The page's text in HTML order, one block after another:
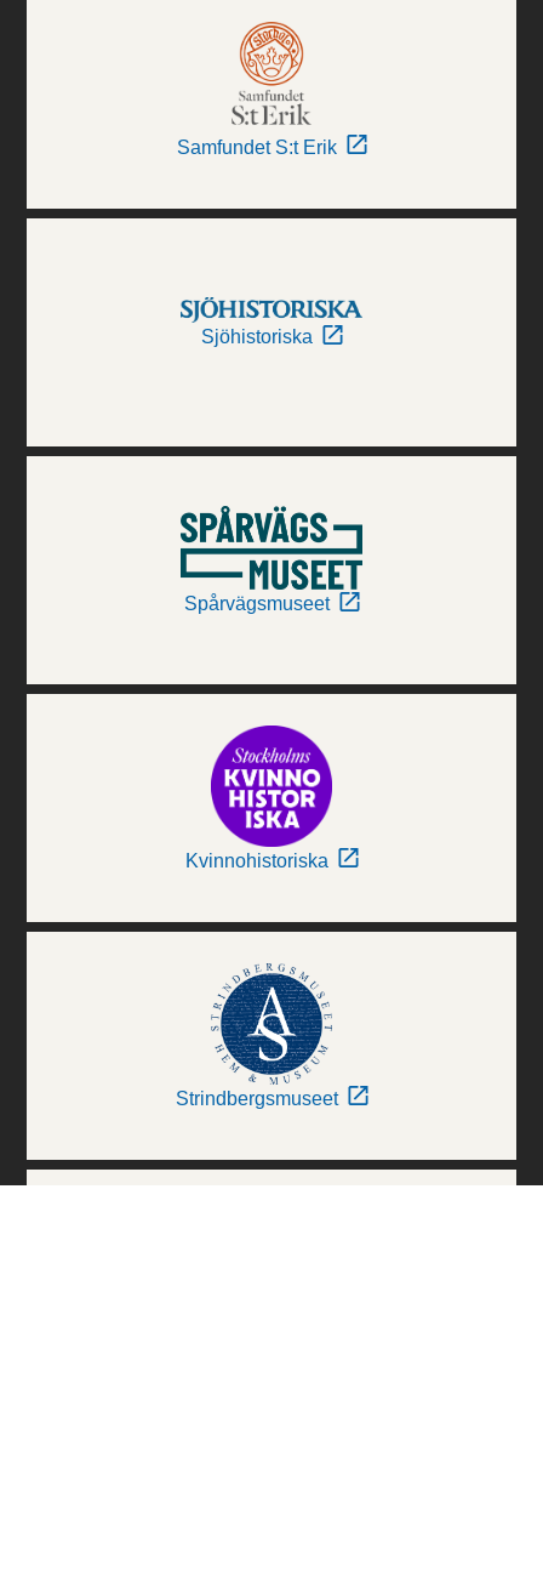
Samfundet S:t Erik
Sjöhistoriska
Spårvägsmuseet
Kvinnohistoriska
Strindbergsmuseet